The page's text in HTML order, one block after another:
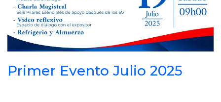
Primer Evento Julio 2025